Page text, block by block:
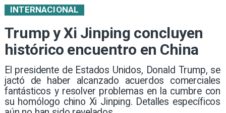
Trump y Xi Jinping concluyen
histórico encuentro en China
El presidente de Estados Unidos, Donald Trump, se
jactó de haber alcanzado acuerdos comerciales
fantásticos y resolver problemas en la cumbre con
su homólogo chino Xi Jinping. Detalles específicos
INTERNACIONAL